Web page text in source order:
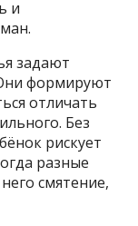
и
задают
формируют
отличать
Без
рискует
разные
смятение,